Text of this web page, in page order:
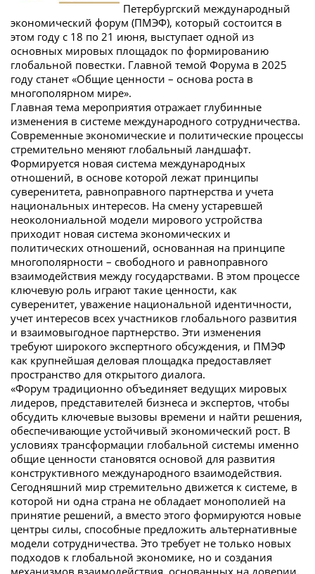
Петербургский международный
экономический форум (ПМЭФ), который состоится в
этом году с 18 по 21 июня, выступает одной из
основных мировых площадок по формированию
глобальной повестки. Главной темой Форума в 2025
году станет «Общие ценности – основа роста в
многополярном мире».
Главная тема мероприятия отражает глубинные
изменения в системе международного сотрудничества.
Современные экономические и политические процессы
стремительно меняют глобальный ландшафт.
Формируется новая система международных
отношений, в основе которой лежат принципы
суверенитета, равноправного партнерства и учета
национальных интересов. На смену устаревшей
неоколониальной модели мирового устройства
приходит новая система экономических и
политических отношений, основанная на принципе
многополярности – свободного и равноправного
взаимодействия между государствами. В этом процессе
ключевую роль играют такие ценности, как
суверенитет, уважение национальной идентичности,
учет интересов всех участников глобального развития
и взаимовыгодное партнерство. Эти изменения
требуют широкого экспертного обсуждения, и ПМЭФ
как крупнейшая деловая площадка предоставляет
пространство для открытого диалога.
«Форум традиционно объединяет ведущих мировых
лидеров, представителей бизнеса и экспертов, чтобы
обсудить ключевые вызовы времени и найти решения,
обеспечивающие устойчивый экономический рост. В
условиях трансформации глобальной системы именно
общие ценности становятся основой для развития
конструктивного международного взаимодействия.
Сегодняшний мир стремительно движется к системе, в
которой ни одна страна не обладает монополией на
принятие решений, а вместо этого формируются новые
центры силы, способные предложить альтернативные
модели сотрудничества. Это требует не только новых
подходов к глобальной экономике, но и создания
механизмов взаимодействия, основанных на доверии,